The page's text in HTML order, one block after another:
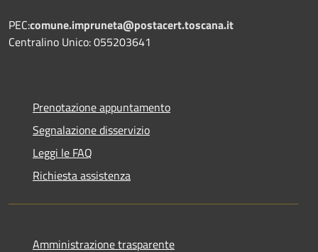
PEC:comune.impruneta@postacert.toscana.it
Centralino Unico: 055203641
Prenotazione appuntamento
Segnalazione disservizio
Leggi le FAQ
Richiesta assistenza
Amministrazione trasparente